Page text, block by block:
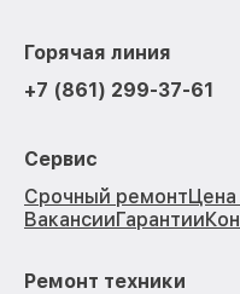
Горячая линия
+7 (861) 299-37-61
Сервис
Срочный ремонтЦена
ВакансииГарантии
Ремонт техники